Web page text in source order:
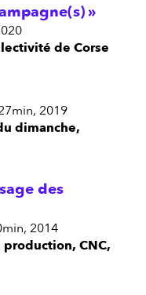
de Corse
2019
dimanche,
des
2014
production, CNC,